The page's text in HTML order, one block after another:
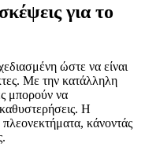
για το
ώστε να είναι
Με την κατάλληλη
μπορούν να
Η
κάνοντάς